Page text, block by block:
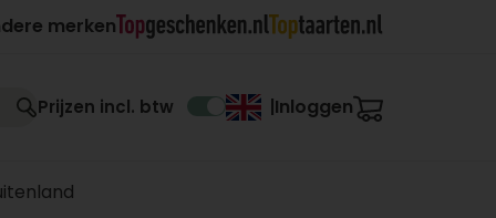
merken
Prijzen incl. btw Inloggen